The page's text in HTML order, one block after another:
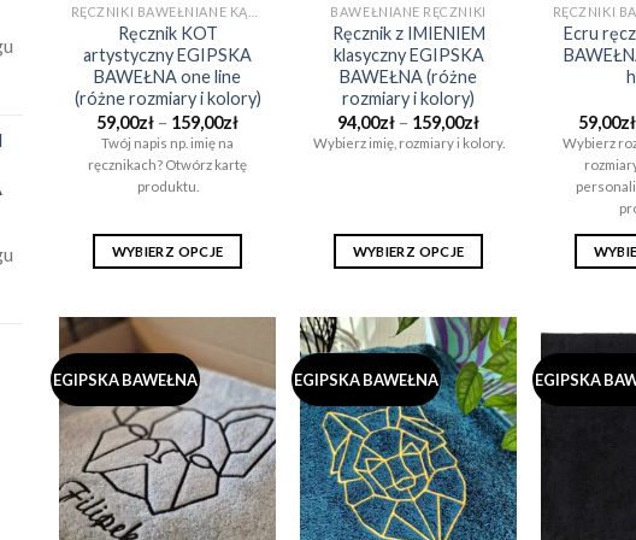
Ręcznik KOT
artystyczny EGIPSKA
BAWEŁNA one line
(różne rozmiary i kolory)
59,00zł – 159,00złZakres
59,00zł
Twój napis np. imię na
ręcznikach? Otwórz kartę
produktu.
WYBIERZ OPCJE
ma
wiele
wariantów.
Opcje
można
wybrać
na
stronie
BAWEŁNIANE RĘCZNIKI
Ręcznik z IMIENIEM
klasyczny EGIPSKA
BAWEŁNA (różne
rozmiary i kolory)
94,00zł – 159,00złZakres
cen:
od
Wybierz imię, rozmiary i kolory.
WYBIERZ OPCJE
ma
wiele
wariantów.
Opcje
można
wybrać
na
stronie
Ecru
59,00zł
Wybierz
EGIPSKA BAWEŁNA EGIPSKA BAWEŁNA EGIPSKA